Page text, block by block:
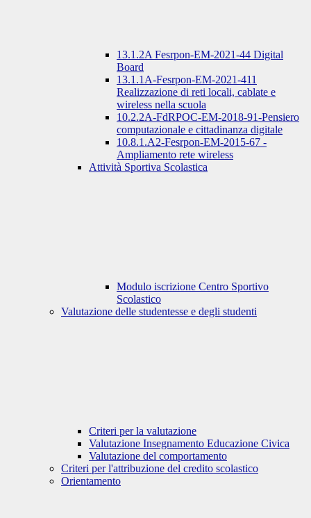
13.1.2A Fesrpon-EM-2021-44 Digital
Board
13.1.1A-Fesrpon-EM-2021-411
Realizzazione di reti locali, cablate e
wireless nella scuola
10.2.2A-FdRPOC-EM-2018-91-Pensiero
computazionale e cittadinanza digitale
10.8.1.A2-Fesrpon-EM-2015-67 -
Ampliamento rete wireless
Attività Sportiva Scolastica
Modulo iscrizione Centro Sportivo
Scolastico
Valutazione delle studentesse e degli studenti
Criteri per la valutazione
Valutazione Insegnamento Educazione Civica
Valutazione del comportamento
Criteri per l'attribuzione del credito scolastico
Orientamento